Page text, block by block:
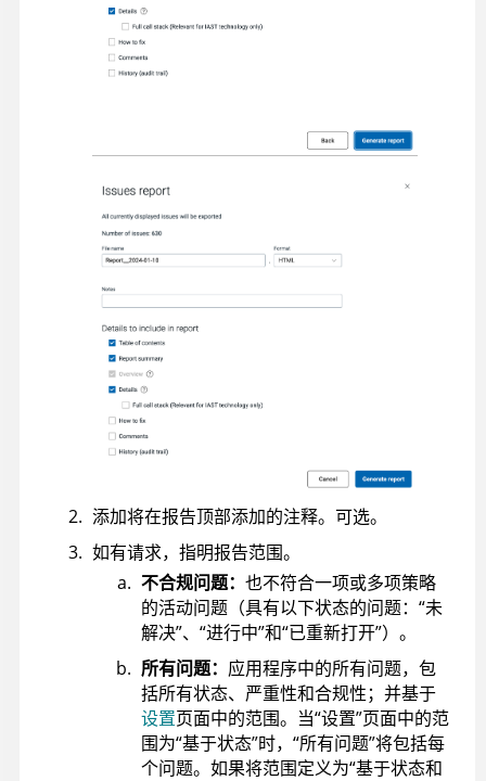
添加将在报告顶部添加的注释。可选。
如有请求，指明报告范围。
不合规问题： 也不符合一项或多项策略
的活动问题（具有以下状态的问题：“未
解决”、“进行中”和“已重新打开”）。
所有问题： 应用程序中的所有问题，包
括所有状态、严重性和合规性；并基于
设置页面中的范围。当“设置”页面中的范
围为“基于状态”时，“所有问题”将包括每
个问题。如果将范围定义为“基于状态和